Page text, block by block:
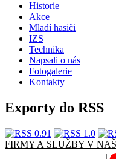
Historie
Akce
Mladí hasiči
IZS
Technika
Napsali o nás
Fotogalerie
Kontakty
Exporty do RSS
FIRMY A SLUŽBY V